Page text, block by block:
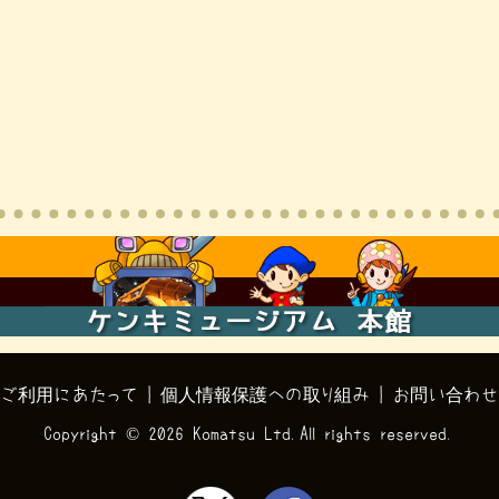
ご利用にあたって | 個人情報保護への取り組み | お問い合わせ
Copyright © 2026 Komatsu Ltd.All rights reserved.